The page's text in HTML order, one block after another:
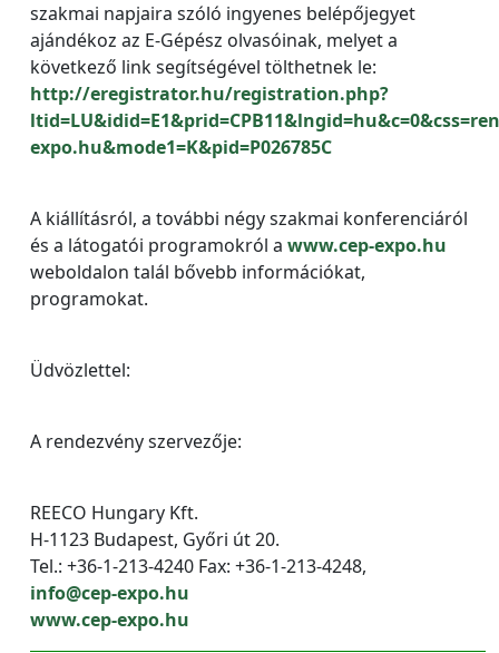
szakmai napjaira szóló ingyenes belépőjegyet
ajándékoz az E-Gépész olvasóinak, melyet a
következő link segítségével tölthetnek le:
http://eregistrator.hu/registration.php?
expo.hu&mode1=K&pid=P026785C
A kiállításról, a további négy szakmai konferenciáról
és a látogatói programokról a www.cep-expo.hu
weboldalon talál bővebb információkat,
programokat.
Üdvözlettel:
A rendezvény szervezője:
REECO Hungary Kft.
H-1123 Budapest, Győri út 20.
Tel.: +36-1-213-4240 Fax: +36-1-213-4248,
info@cep-expo.hu
www.cep-expo.hu